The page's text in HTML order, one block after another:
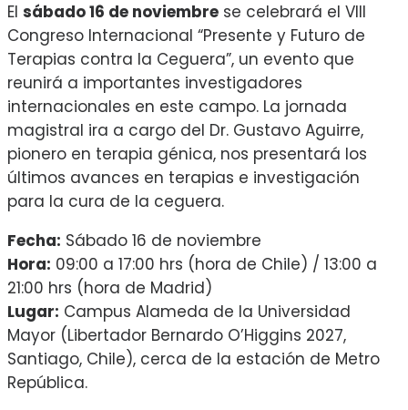
El sábado 16 de noviembre se celebrará el VIII
Congreso Internacional “Presente y Futuro de
Terapias contra la Ceguera”, un evento que
reunirá a importantes investigadores
internacionales en este campo. La jornada
magistral ira a cargo del Dr. Gustavo Aguirre,
pionero en terapia génica, nos presentará los
últimos avances en terapias e investigación
para la cura de la ceguera.
Fecha: Sábado 16 de noviembre
Hora: 09:00 a 17:00 hrs (hora de Chile) / 13:00 a
21:00 hrs (hora de Madrid)
Lugar: Campus Alameda de la Universidad
Mayor (Libertador Bernardo O’Higgins 2027,
Santiago, Chile), cerca de la estación de Metro
República.